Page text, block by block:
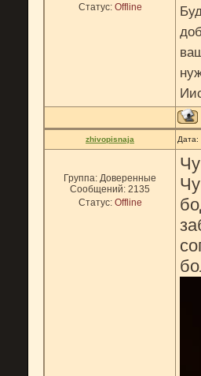
Статус: Offline
zhivopisnaja Дата:
Группа: Доверенные
Сообщений: 2135
Статус: Offline